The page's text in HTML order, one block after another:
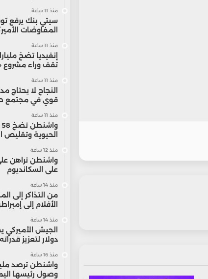
منذ 11 ساعة
سيتي بنك يرفع
المفاوضات
منذ 11 ساعة
إنفيديا تضخ
تقف وراء مشروع
منذ 11 ساعة
قوي في مجتمع
منذ 11 ساعة
الحيوية وتقليص
منذ 12 ساعة
واشنطن تراهن
على السكانديوم
منذ 14 ساعة
من التذاكر إلى
الأفلام إلى
منذ 14 ساعة
دولار لتعزيز
منذ 16 ساعة
واشنطن ترصد
وصول رئيسها